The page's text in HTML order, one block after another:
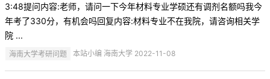
3:48提问内容:老师，请问一下今年材料专业学硕还有调剂名额吗我今
年考了330分，有机会吗回复内容:材料专业不在我院，请咨询相关学
院 ...
海南大学考研问题 本站小编 海南大学 2022-11-08